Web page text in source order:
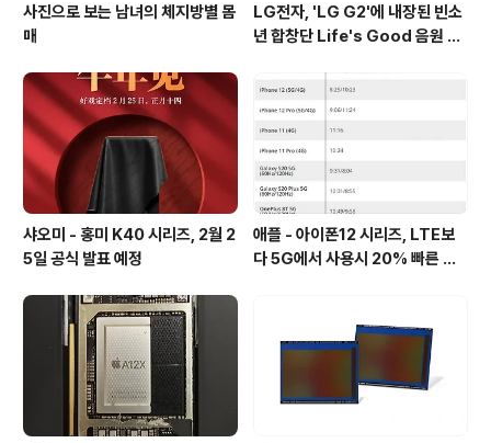
사진으로 보는 남녀의 체지방별 몸
매
LG전자, 'LG G2'에 내장된 빈소
년 합창단 Life's Good 음원 공
샤오미 - 홍미 K40 시리즈, 2월 2
5일 공식 발표 예정
애플 - 아이폰12 시리즈, LTE보
다 5G에서 사용시 20% 빠른 배